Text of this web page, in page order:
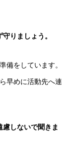
りましょう。
備をしています。
早めに活動先へ連
しないで聞きま